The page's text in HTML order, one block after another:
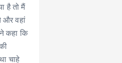
है तो मैं
और वहां
कहा कि
चाहे